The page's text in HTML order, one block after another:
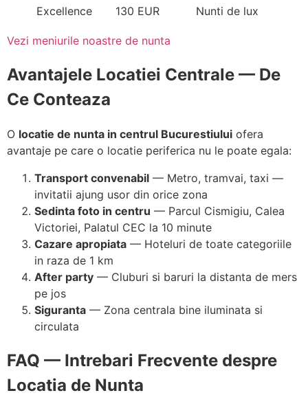
Excellence
130 EUR Nunti de lux
Vezi meniurile noastre de nunta
Avantajele Locatiei Centrale — De
Ce Conteaza
O locatie de nunta in centrul Bucurestiului ofera
avantaje pe care o locatie periferica nu le poate egala:
Transport convenabil — Metro, tramvai, taxi —
invitatii ajung usor din orice zona
Sedinta foto in centru — Parcul Cismigiu, Calea
Victoriei, Palatul CEC la 10 minute
Cazare apropiata — Hoteluri de toate categoriile
in raza de 1 km
After party — Cluburi si baruri la distanta de mers
pe jos
Siguranta — Zona centrala bine iluminata si
circulata
FAQ — Intrebari Frecvente despre
Locatia de Nunta